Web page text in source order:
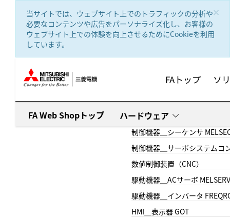
×
当サイトでは、ウェブサイト上でのトラフィックの分析や
必要なコンテンツや広告をパーソナライズ化し、お客様の
ウェブサイト上での体験を向上させるためにCookieを利用
しています。
FAトップ ソ
FA Web Shopトップ ハードウェア
制御機器＿シーケンサ
制御機器＿サーボシステムコ
数値制御装置（CNC）
駆動機器＿ACサーボ
駆動機器＿インバータ
HMI＿表示器 GOT